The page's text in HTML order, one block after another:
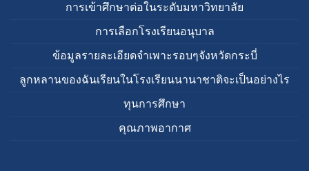
การเข้าศึกษาต่อในระดับมหาวิทยาลัย
การเลือกโรงเรียนอนุบาล
ข้อมูลรายละเอียดจำเพาะรอบๆจังหวัดกระบี่
ลูกหลานของฉันเรียนในโรงเรียนนานาชาติจะเป็นอย่างไร
ทุนการศึกษา
คุณภาพอากาศ